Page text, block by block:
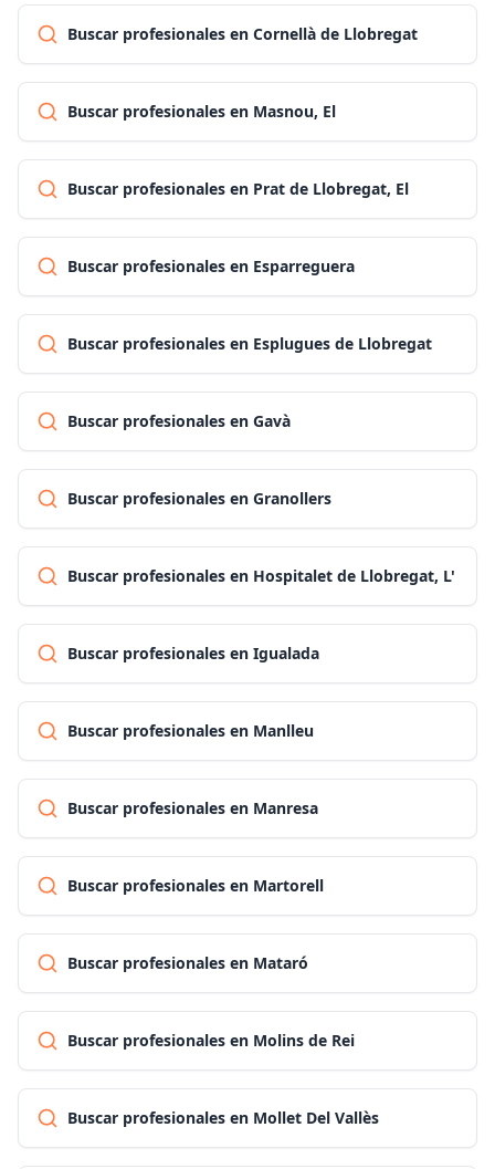
Buscar profesionales en Cornellà de Llobregat
Buscar profesionales en Masnou, El
Buscar profesionales en Prat de Llobregat, El
Buscar profesionales en Esparreguera
Buscar profesionales en Esplugues de Llobregat
Buscar profesionales en Gavà
Buscar profesionales en Granollers
Buscar profesionales en Hospitalet de Llobregat, L'
Buscar profesionales en Igualada
Buscar profesionales en Manlleu
Buscar profesionales en Manresa
Buscar profesionales en Martorell
Buscar profesionales en Mataró
Buscar profesionales en Molins de Rei
Buscar profesionales en Mollet Del Vallès